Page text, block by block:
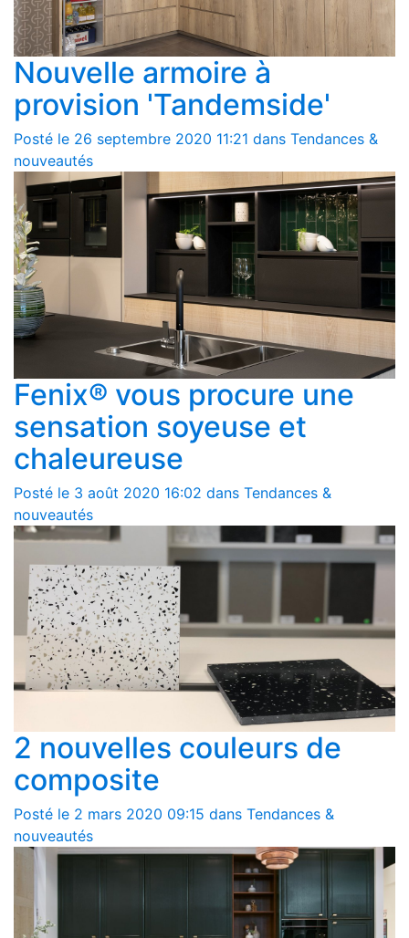
Nouvelle armoire à
provision 'Tandemside'
Posté le 26 septembre 2020 11:21 dans Tendances &
nouveautés
Fenix® vous procure une
sensation soyeuse et
chaleureuse
Posté le 3 août 2020 16:02 dans Tendances &
nouveautés
2 nouvelles couleurs de
composite
Posté le 2 mars 2020 09:15 dans Tendances &
nouveautés